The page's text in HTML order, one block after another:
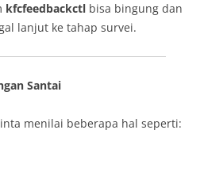
kfcfeedbackctl bisa bingung dan
lanjut ke tahap survei.
Santai
menilai beberapa hal seperti: